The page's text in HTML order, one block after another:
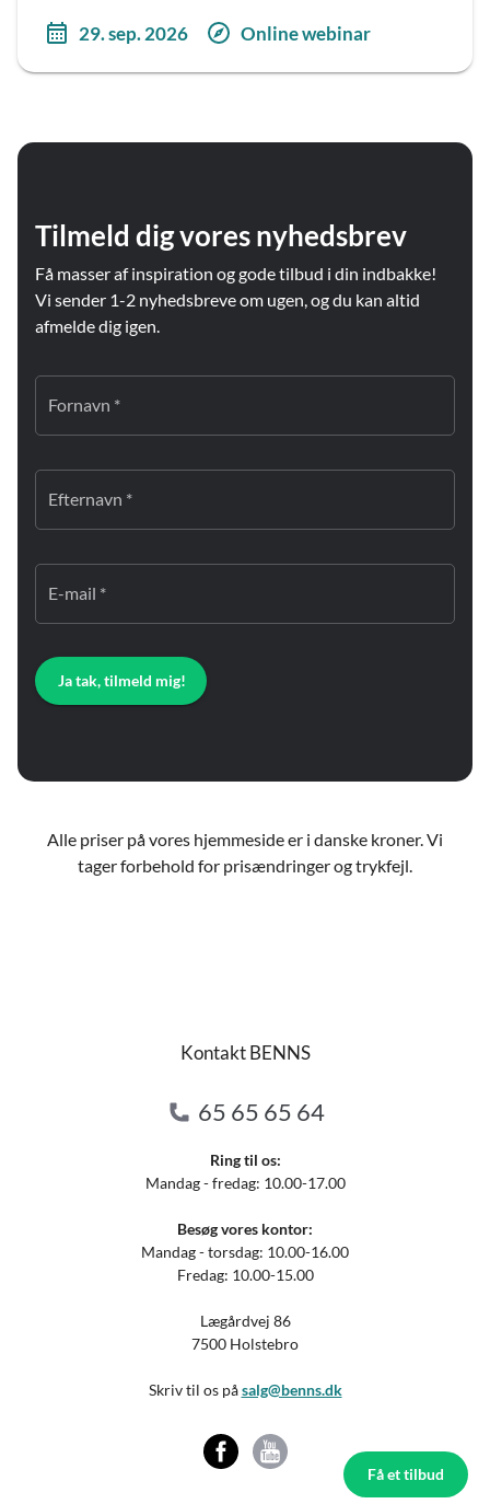
Få et tilbud
29. sep. 2026 Online webinar
Tilmeld dig vores nyhedsbrev
Få masser af inspiration og gode tilbud i din indbakke!
Vi sender 1-2 nyhedsbreve om ugen, og du kan altid
afmelde dig igen.
Fornavn *
Efternavn *
E-mail *
Ja tak, tilmeld mig!
Alle priser på vores hjemmeside er i danske kroner. Vi
tager forbehold for prisændringer og trykfejl.
Kontakt BENNS
65 65 65 64
Ring til os:
Mandag - fredag: 10.00-17.00
Besøg vores kontor:
Mandag - torsdag: 10.00-16.00
Fredag: 10.00-15.00
Lægårdvej 86
7500 Holstebro
Skriv til os påsalg@benns.dk